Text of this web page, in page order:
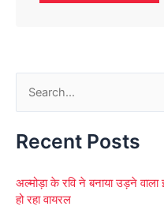
a
c
Recent Posts
अल्मोड़ा के रवि ने बनाया उड़ने वाला
हो रहा वायरल